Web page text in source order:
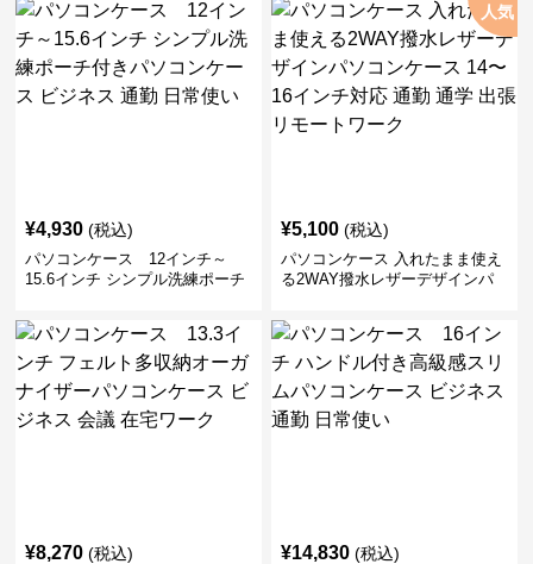
¥4,930 (税込)
パソコンケース 12インチ～
15.6インチ シンプル洗練ポーチ
勤 日常使い
人気
¥5,100 (税込)
パソコンケース 入れたまま使え
る2WAY撥水レザーデザインパ
通勤 通学 出張 リモートワーク
¥8,270 (税込) ¥14,830 (税込)